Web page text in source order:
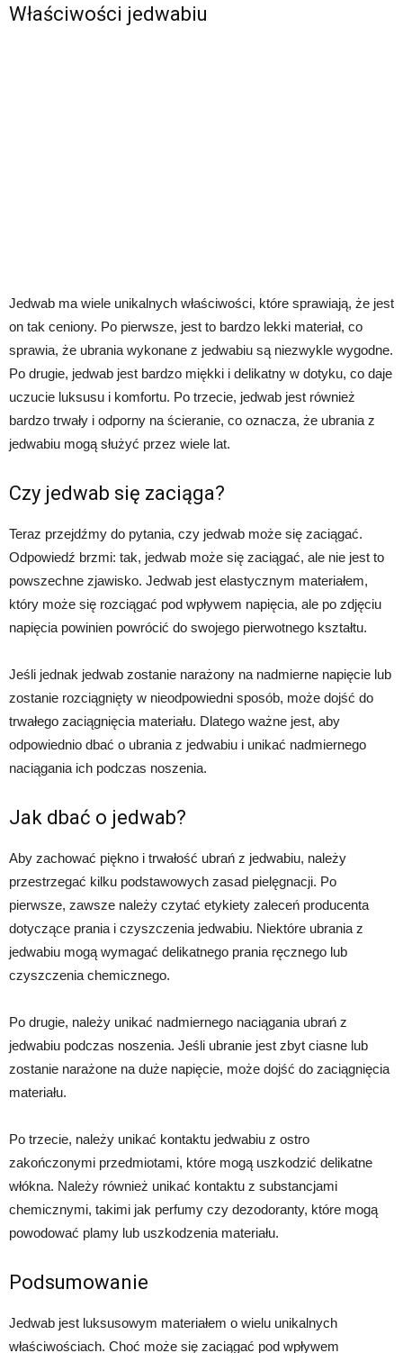
Właściwości jedwabiu
Jedwab ma wiele unikalnych właściwości, które sprawiają, że jest
on tak ceniony. Po pierwsze, jest to bardzo lekki materiał, co
sprawia, że ubrania wykonane z jedwabiu są niezwykle wygodne.
Po drugie, jedwab jest bardzo miękki i delikatny w dotyku, co daje
uczucie luksusu i komfortu. Po trzecie, jedwab jest również
bardzo trwały i odporny na ścieranie, co oznacza, że ubrania z
jedwabiu mogą służyć przez wiele lat.
Czy jedwab się zaciąga?
Teraz przejdźmy do pytania, czy jedwab może się zaciągać.
Odpowiedź brzmi: tak, jedwab może się zaciągać, ale nie jest to
powszechne zjawisko. Jedwab jest elastycznym materiałem,
który może się rozciągać pod wpływem napięcia, ale po zdjęciu
napięcia powinien powrócić do swojego pierwotnego kształtu.
Jeśli jednak jedwab zostanie narażony na nadmierne napięcie lub
zostanie rozciągnięty w nieodpowiedni sposób, może dojść do
trwałego zaciągnięcia materiału. Dlatego ważne jest, aby
odpowiednio dbać o ubrania z jedwabiu i unikać nadmiernego
naciągania ich podczas noszenia.
Jak dbać o jedwab?
Aby zachować piękno i trwałość ubrań z jedwabiu, należy
przestrzegać kilku podstawowych zasad pielęgnacji. Po
pierwsze, zawsze należy czytać etykiety zaleceń producenta
dotyczące prania i czyszczenia jedwabiu. Niektóre ubrania z
jedwabiu mogą wymagać delikatnego prania ręcznego lub
czyszczenia chemicznego.
Po drugie, należy unikać nadmiernego naciągania ubrań z
jedwabiu podczas noszenia. Jeśli ubranie jest zbyt ciasne lub
zostanie narażone na duże napięcie, może dojść do zaciągnięcia
materiału.
Po trzecie, należy unikać kontaktu jedwabiu z ostro
zakończonymi przedmiotami, które mogą uszkodzić delikatne
włókna. Należy również unikać kontaktu z substancjami
chemicznymi, takimi jak perfumy czy dezodoranty, które mogą
powodować plamy lub uszkodzenia materiału.
Podsumowanie
Jedwab jest luksusowym materiałem o wielu unikalnych
właściwościach. Choć może się zaciągać pod wpływem